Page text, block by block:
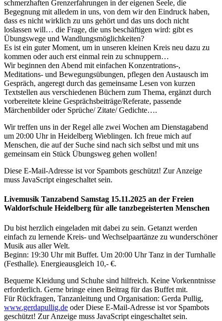
schmerzhaften Grenzerfahrungen in der eigenen Seele, die
Begegnung mit alledem in uns, von dem wir den Eindruck haben,
dass es nicht wirklich zu uns gehört und das uns doch nicht
loslassen will… die Frage, die uns beschäftigen wird: gibt es
Übungswege und Wandlungsmöglichkeiten?
Es ist ein guter Moment, um in unseren kleinen Kreis neu dazu zu
kommen oder auch erst einmal rein zu schnuppern…
Wir beginnen den Abend mit einfachen Konzentrations-,
Meditations- und Bewegungsübungen, pflegen den Austausch im
Gespräch, angeregt durch das gemeinsame Lesen von kurzen
Textstellen aus verschiedenen Büchern zum Thema, ergänzt durch
vorbereitete kleine Gesprächsbeiträge/Referate, passende
Märchenbilder oder Sprüche/ Zitate/ Gedichte….
Wir treffen uns in der Regel alle zwei Wochen am Dienstagabend
um 20:00 Uhr in Heidelberg Wieblingen. Ich freue mich auf
Menschen, die auf der Suche sind nach sich selbst und mit uns
gemeinsam ein Stück Übungsweg gehen wollen!
Diese E-Mail-Adresse ist vor Spambots geschützt! Zur Anzeige
muss JavaScript eingeschaltet sein.
Livemusik Tanzabend Samstag 15.11.2025 an der Freien
Waldorfschule Heidelberg für alle tanzbegeisterten Menschen
Du bist herzlich eingeladen mit dabei zu sein. Getanzt werden
einfach zu lernende Kreis- und Wechselpaartänze zu wunderschöner
Musik aus aller Welt.
Beginn: 19:30 Uhr mit Buffet. Um 20:00 Uhr Tanz in der Turnhalle
(Festhalle). Energieausgleich 10,- €.
Bequeme Kleidung und Schuhe sind hilfreich. Keine Vorkenntnisse
erforderlich. Gerne bringe einen Beitrag für das Buffet mit.
Für Rückfragen, Tanzanleitung und Organisation: Gerda Pullig,
www.gerdapullig.de oderDiese E-Mail-Adresse ist vor Spambots
geschützt! Zur Anzeige muss JavaScript eingeschaltet sein.